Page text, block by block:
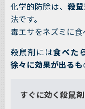
化学的防除は、 殺
法です。
毒エサをネズミに食
殺鼠剤には食べた
徐々に効果が出るも
すぐに効く殺鼠剤